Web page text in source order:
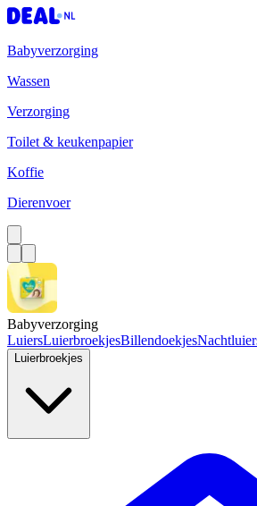
Babyverzorging
Wassen
Verzorging
Toilet & keukenpapier
Koffie
Dierenvoer
Babyverzorging
LuiersLuierbroekjesBillendoekjes
Luierbroekjes